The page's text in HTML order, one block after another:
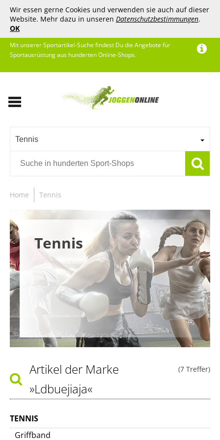
Wir essen gerne Cookies und verwenden sie auch auf dieser
Website. Mehr dazu in unseren Datenschutzbestimmungen.
OK
Mit unserer Sportartikel-Suche findest Du die Angebote für
Sportausrüstung aus hunderten Online-Shops.
Tennis
Home Tennis
Tennis
(7 Treffer)
Artikel der Marke
»Ldbuejiaja«
TENNIS
Griffband